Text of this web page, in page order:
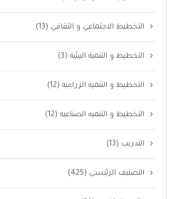
التخطيط الاجتماعي و الثقافي (13)
التخطيط و التنمية البيئية(3)
التخطيط و التنميه الزراعيه(12)
التخطيط و التنميه الصناعيه(12)
التدريب (13)
التصنيف الرئيسى (425)